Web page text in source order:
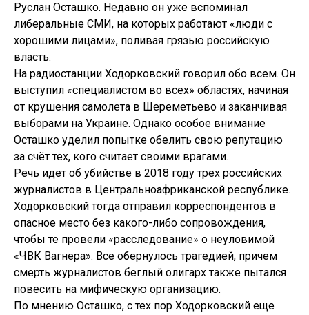
Руслан Осташко. Недавно он уже вспоминал
либеральные СМИ, на которых работают «люди с
хорошими лицами», поливая грязью российскую
власть.
На радиостанции Ходорковский говорил обо всем. Он
выступил «специалистом во всех» областях, начиная
от крушения самолета в Шереметьево и заканчивая
выборами на Украине. Однако особое внимание
Осташко уделил попытке обелить свою репутацию
за счёт тех, кого считает своими врагами.
Речь идет об убийстве в 2018 году трех российских
журналистов в Центральноафриканской республике.
Ходорковский тогда отправил корреспондентов в
опасное место без какого-либо сопровождения,
чтобы те провели «расследование» о неуловимой
«ЧВК Вагнера». Все обернулось трагедией, причем
смерть журналистов беглый олигарх также пытался
повесить на мифическую организацию.
По мнению Осташко, с тех пор Ходорковский еще